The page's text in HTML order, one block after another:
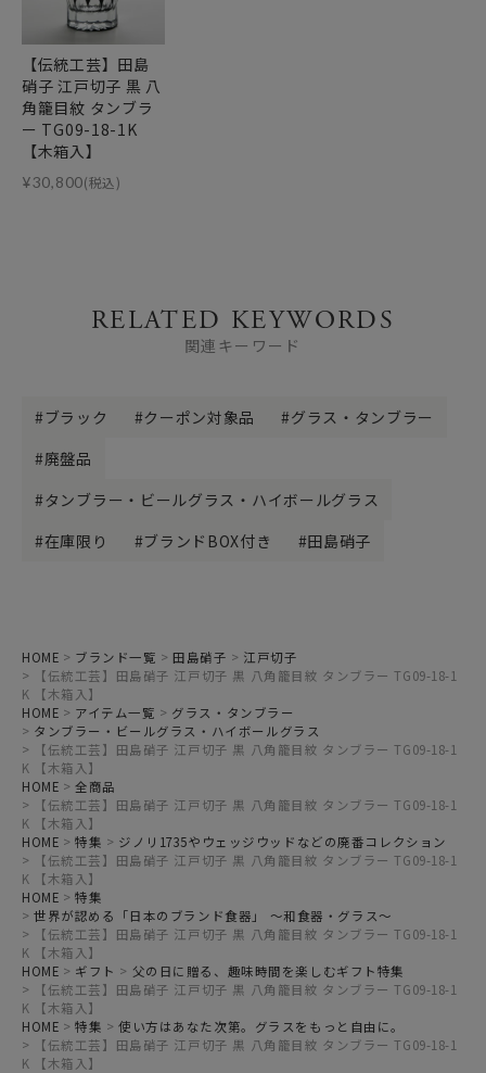
【伝統工芸】田島
硝子 江戸切子 黒 八
角籠目紋 タンブラ
ー TG09-18-1K
【木箱入】
¥30,800(税込)
RELATED KEYWORDS
関連キーワード
ブラック クーポン対象品
グラス・タンブラー
廃盤品
タンブラー・ビールグラス・ハイボールグラス
在庫限り
ブランドBOX付き 田島硝子
HOME ブランド一覧 田島硝子
江戸切子
【伝統工芸】田島硝子 江戸切子 黒 八角籠目紋 タンブラー TG09-18-1
K 【木箱入】
HOME
アイテム一覧
グラス・タンブラー
タンブラー・ビールグラス・ハイボールグラス
【伝統工芸】田島硝子 江戸切子 黒 八角籠目紋 タンブラー TG09-18-1
K 【木箱入】
HOME
全商品
【伝統工芸】田島硝子 江戸切子 黒 八角籠目紋 タンブラー TG09-18-1
K 【木箱入】
HOME
特集
ジノリ1735やウェッジウッドなどの廃番コレクション
【伝統工芸】田島硝子 江戸切子 黒 八角籠目紋 タンブラー TG09-18-1
K 【木箱入】
HOME
特集
世界が認める「日本のブランド食器」 ～和食器・グラス～
【伝統工芸】田島硝子 江戸切子 黒 八角籠目紋 タンブラー TG09-18-1
K 【木箱入】
HOME
ギフト
父の日に贈る、趣味時間を楽しむギフト特集
【伝統工芸】田島硝子 江戸切子 黒 八角籠目紋 タンブラー TG09-18-1
K 【木箱入】
HOME
特集
使い方はあなた次第。グラスをもっと自由に。
【伝統工芸】田島硝子 江戸切子 黒 八角籠目紋 タンブラー TG09-18-1
K 【木箱入】